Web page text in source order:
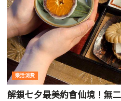
樂活消費
解鎖七夕最美約會仙境！無